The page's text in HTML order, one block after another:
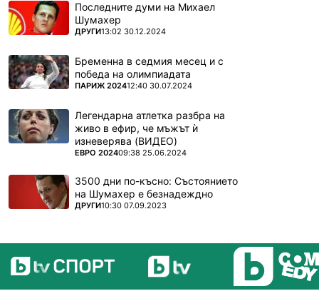
Последните думи на Михаел
Шумахер
ПОВЕЧЕ ОТ
ДРУГИ13:02 30.12.2024
Бременна в седмия месец и с
победа на олимпиадата
ПОВЕЧЕ ОТ
ПАРИЖ 202412:40 30.07.2024
Легендарна атлетка разбра на
живо в ефир, че мъжът ѝ
изневерява (ВИДЕО)
ПОВЕЧЕ ОТ
ЕВРО 202409:38 25.06.2024
3500 дни по-късно: Състоянието
на Шумахер е безнадеждно
ПОВЕЧЕ ОТ
ДРУГИ10:30 07.09.2023